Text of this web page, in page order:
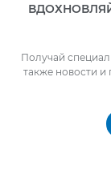
Получай
также новости